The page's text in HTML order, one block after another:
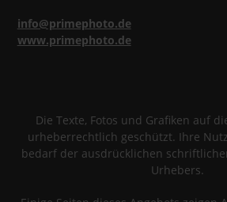
info@primephoto.de
www.primephoto.de
Die Texte, Fotos und Grafiken auf
urheberrechtlich geschützt. Ihre
bedarf der ausdrücklichen
Urhebers.